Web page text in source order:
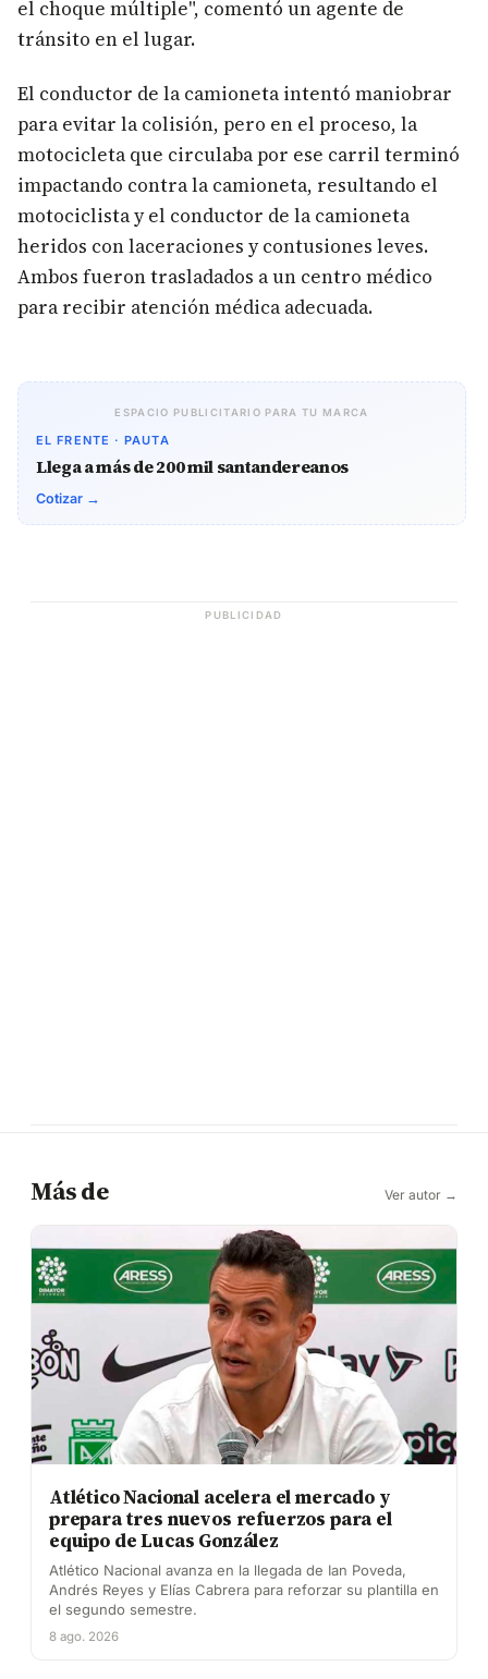
el choque múltiple", comentó un agente de
tránsito en el lugar.
El conductor de la camioneta intentó maniobrar
para evitar la colisión, pero en el proceso, la
motocicleta que circulaba por ese carril terminó
impactando contra la camioneta, resultando el
motociclista y el conductor de la camioneta
heridos con laceraciones y contusiones leves.
Ambos fueron trasladados a un centro médico
para recibir atención médica adecuada.
ESPACIO PUBLICITARIO PARA TU MARCA
EL FRENTE · PAUTA
Llega a más de 200 mil santandereanos
Cotizar →
PUBLICIDAD
Más de Ver autor →
Atlético Nacional acelera el mercado y
prepara tres nuevos refuerzos para el
equipo de Lucas González
Atlético Nacional avanza en la llegada de Ian Poveda,
Andrés Reyes y Elías Cabrera para reforzar su plantilla en
el segundo semestre.
8 ago. 2026